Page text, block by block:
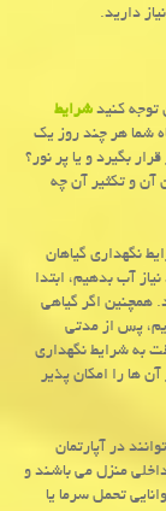
دارید.
توجه کنیدشرایط
شما هر چند روز یک
بگیرد و یا پر نور؟
آن و تکثیر آن چه
نگهداری گیاهان
آب بدهیم، ابتدا
اگر گیاهی
پس از مدتی
به شرایط نگهداری
ها را امکان پذیر
در آپارتمان
منزل می باشند و
تحمل سرما یا